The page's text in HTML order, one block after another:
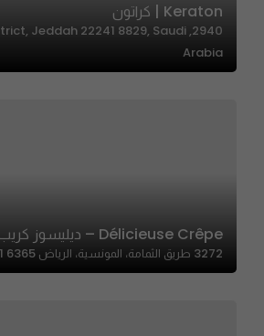
Keraton | كراتون
District, Jeddah 22241 8829, Saudi
Arabia
Délicieuse Crêpe – ديليسوز كريب
3272 طريق الثمامة، المونسية، الرياض 13421 6365، السعودية